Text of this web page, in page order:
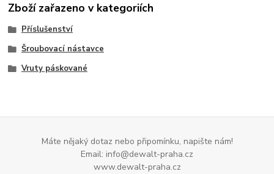
Zboží zařazeno v kategoriích
Příslušenství
Šroubovací nástavce
Vruty páskované
Máte nějaký dotaz nebo připomínku, napište nám!
Email: info@dewalt-praha.cz
www.dewalt-praha.cz